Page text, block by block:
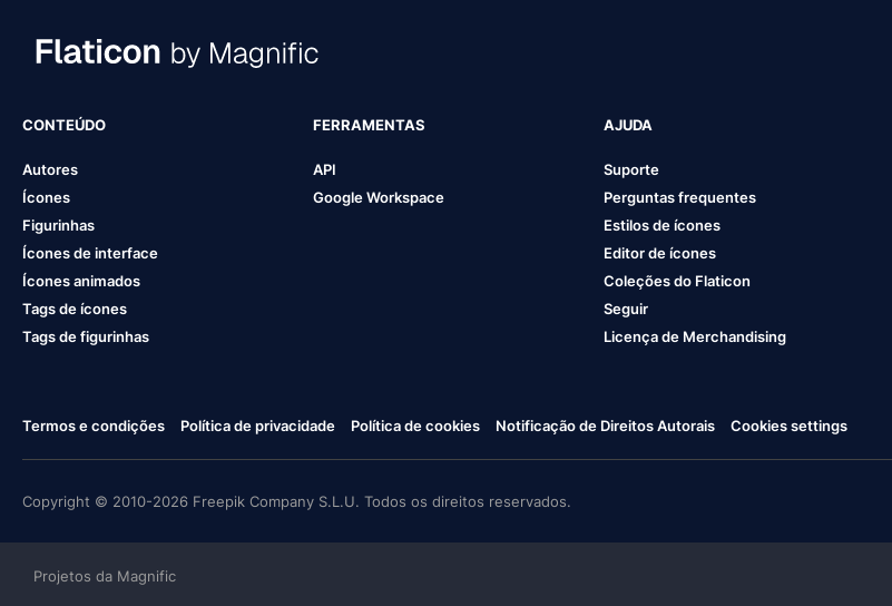
CONTEÚDO
Autores
Ícones
Figurinhas
Ícones de interface
Ícones animados
Tags de ícones
Tags de figurinhas
FERRAMENTAS
API
Google Workspace
AJUDA
Suporte
Perguntas frequentes
Estilos de ícones
Editor de ícones
Coleções do Flaticon
Seguir
Licença de Merchandising
Termos e condições Política de privacidade Política de cookies Notificação de Direitos Autorais Cookies settings
Copyright © 2010-2026 Freepik Company S.L.U. Todos os direitos reservados.
Projetos da Magnific